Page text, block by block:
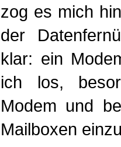
zog es mich
der
klar: ein
ich los,
Modem und
Mailboxen